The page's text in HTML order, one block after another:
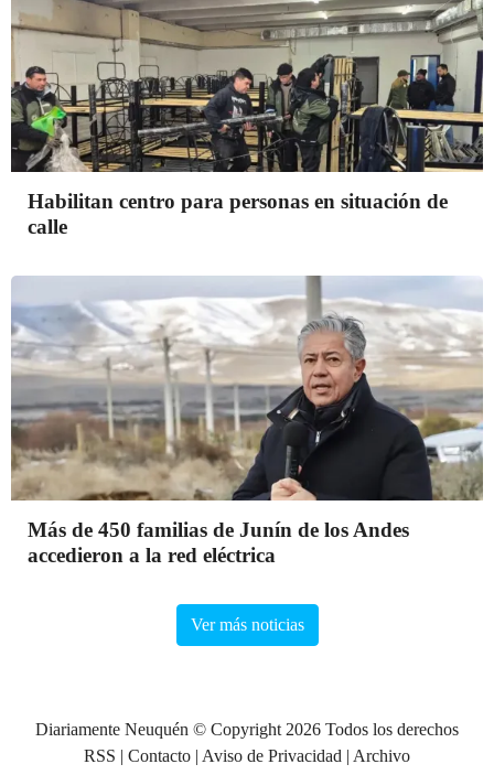
Habilitan centro para personas en situación de
calle
Más de 450 familias de Junín de los Andes
accedieron a la red eléctrica
Ver más noticias
Diariamente Neuquén © Copyright 2026 Todos los derechos
RSS | Contacto | Aviso de Privacidad | Archivo